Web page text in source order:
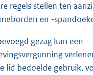
regels stellen ten
en -
gezag kan een
lid bedoelde gebruik,